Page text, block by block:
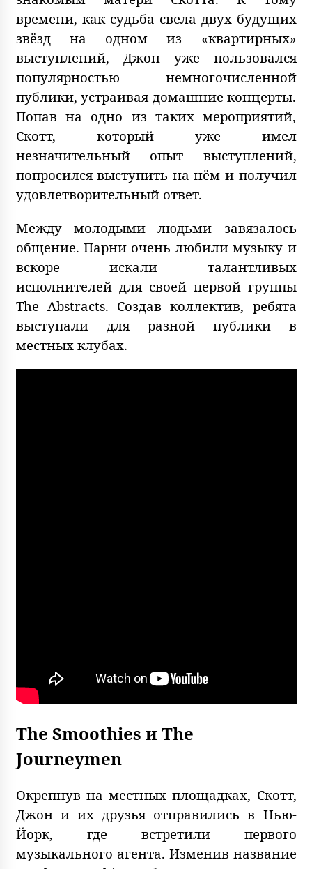
времени, как судьба свела двух будущих
звёзд на одном из «квартирных»
выступлений, Джон уже пользовался
популярностью немногочисленной
публики, устраивая домашние концерты.
Попав на одно из таких мероприятий,
Скотт, который уже имел
незначительный опыт выступлений,
попросился выступить на нём и получил
удовлетворительный ответ.
Между молодыми людьми завязалось
общение. Парни очень любили музыку и
вскоре искали талантливых
исполнителей для своей первой группы
The Abstracts. Создав коллектив, ребята
выступали для разной публики в
местных клубах.
The Smoothies и The
Journeymen
Окрепнув на местных площадках, Скотт,
Джон и их друзья отправились в Нью-
Йорк, где встретили первого
музыкального агента. Изменив название